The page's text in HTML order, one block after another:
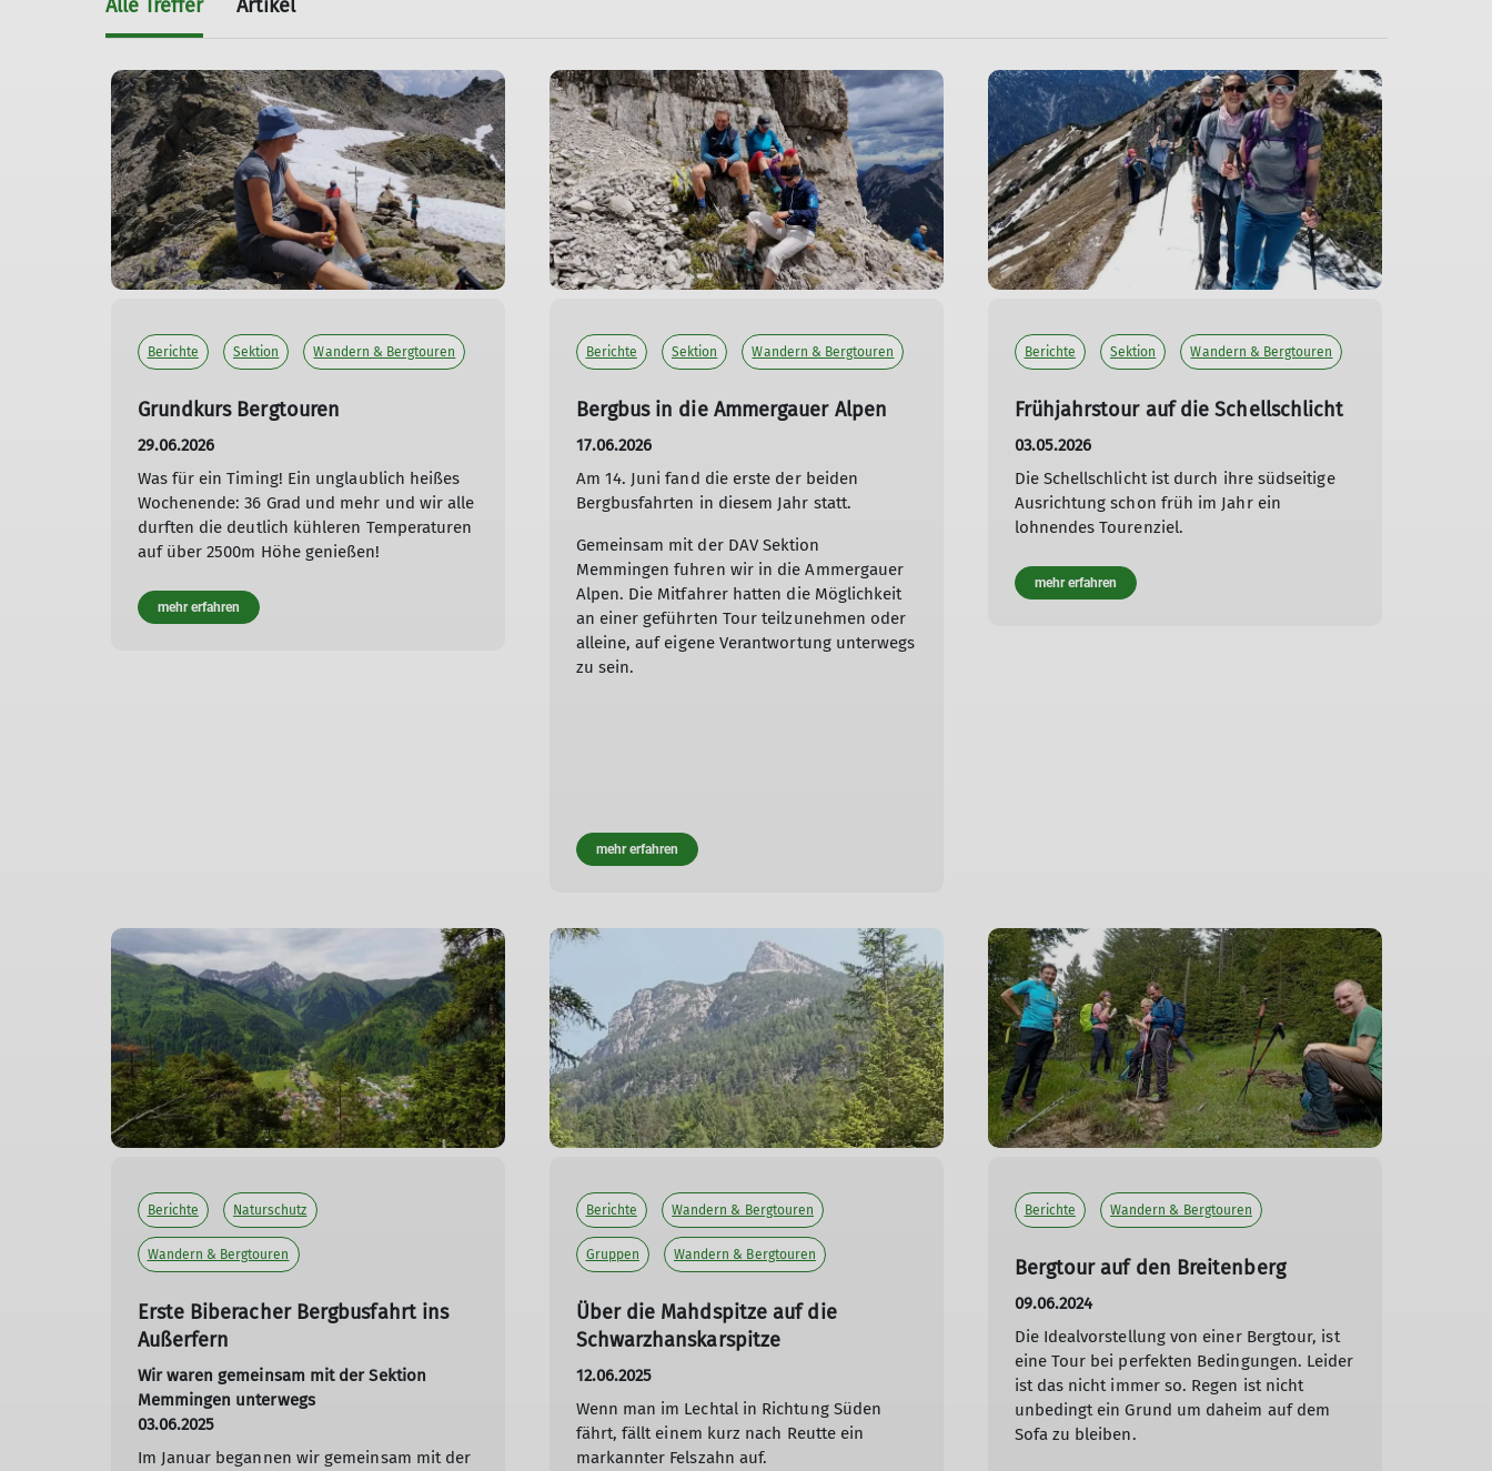
Alle Treffer Artikel
Berichte Sektion Wandern & Bergtouren
Grundkurs Bergtouren
29.06.2026
Was für ein Timing! Ein unglaublich heißes
Wochenende: 36 Grad und mehr und wir alle
durften die deutlich kühleren Temperaturen
auf über 2500m Höhe genießen!
mehr erfahren
Berichte Sektion Wandern & Bergtouren
Bergbus in die Ammergauer Alpen
17.06.2026
Am 14. Juni fand die erste der beiden
Bergbusfahrten in diesem Jahr statt.
Gemeinsam mit der DAV Sektion
Memmingen fuhren wir in die Ammergauer
Alpen. Die Mitfahrer hatten die Möglichkeit
an einer geführten Tour teilzunehmen oder
alleine, auf eigene Verantwortung unterwegs
zu sein.
mehr erfahren
Berichte Sektion Wandern & Bergtouren
Frühjahrstour auf die Schellschlicht
03.05.2026
Die Schellschlicht ist durch ihre südseitige
Ausrichtung schon früh im Jahr ein
lohnendes Tourenziel.
mehr erfahren
Berichte Naturschutz
Wandern & Bergtouren
Erste Biberacher Bergbusfahrt ins
Außerfern
Wir waren gemeinsam mit der Sektion
Memmingen unterwegs
03.06.2025
Im Januar begannen wir gemeinsam mit der
Berichte Wandern & Bergtouren
Gruppen Wandern & Bergtouren
Über die Mahdspitze auf die
Schwarzhanskarspitze
12.06.2025
Wenn man im Lechtal in Richtung Süden
fährt, fällt einem kurz nach Reutte ein
markannter Felszahn auf.
Berichte Wandern & Bergtouren
Bergtour auf den Breitenberg
09.06.2024
Die Idealvorstellung von einer Bergtour, ist
eine Tour bei perfekten Bedingungen. Leider
ist das nicht immer so. Regen ist nicht
unbedingt ein Grund um daheim auf dem
Sofa zu bleiben.